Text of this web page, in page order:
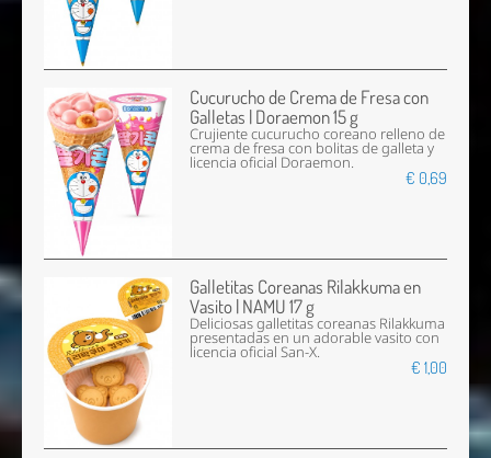
Cucurucho de Crema de Fresa con
Galletas | Doraemon 15 g
Crujiente cucurucho coreano relleno de
crema de fresa con bolitas de galleta y
licencia oficial Doraemon.
€ 0,69
Galletitas Coreanas Rilakkuma en
Vasito | NAMU 17 g
Deliciosas galletitas coreanas Rilakkuma
presentadas en un adorable vasito con
licencia oficial San-X.
€ 1,00